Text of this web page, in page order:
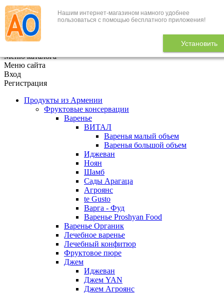
Нашим интернет-магазином намного удобнее
пользоваться с помощью бесплатного приложения!
Установить
+7 (495) 646-888-1
В корзине 0
Меню каталога
Меню сайта
Вход
Регистрация
Продукты из Армении
Фруктовые консервации
Варенье
ВИТАЛ
Варенья малый объем
Варенья большой объем
Иджеван
Ноян
Шамб
Сады Арагаца
Агроянс
te Gusto
Варга - Фуд
Варенье Proshyan Food
Варенье Органик
Лечебное варенье
Лечебный конфитюр
Фруктовое пюре
Джем
Иджеван
Джем YAN
Джем Агроянс